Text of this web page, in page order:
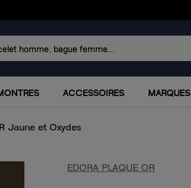
ACCESSOIRES MARQUES
Jaune et Oxydes
EDORA PLAQUE OR